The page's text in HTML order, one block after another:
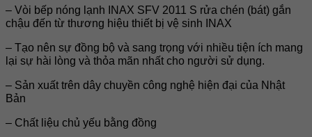
– Vòi bếp nóng lạnh INAX SFV 2011 S rửa chén (bát) gắn
chậu đến từ thương hiệu thiết bị vệ sinh INAX
– Tạo nên sự đồng bộ và sang trọng với nhiều tiện ích mang
lại sự hài lòng và thỏa mãn nhất cho người sử dụng.
– Sản xuất trên dây chuyền công nghệ hiện đại của Nhật
Bản
– Chất liệu chủ yếu bằng đồng